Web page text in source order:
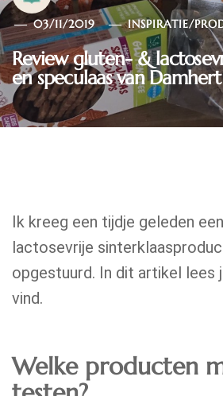
03/11/2019 INSPIRATIE/
Review gluten- &
en speculaas van Damhert
Ik kreeg een tijdje geleden
lactosevrije
opgestuurd. In dit artikel lees
vind.
Welke producten